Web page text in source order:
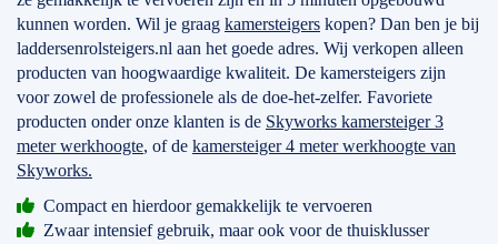
kunnen worden. Wil je graag kamersteigers kopen? Dan ben je bij
laddersenrolsteigers.nl aan het goede adres. Wij verkopen alleen
producten van hoogwaardige kwaliteit. De kamersteigers zijn
voor zowel de professionele als de doe-het-zelfer. Favoriete
producten onder onze klanten is de Skyworks kamersteiger 3
meter werkhoogte, of de kamersteiger 4 meter werkhoogte van
Skyworks.
Compact en hierdoor gemakkelijk te vervoeren
Zwaar intensief gebruik, maar ook voor de thuisklusser